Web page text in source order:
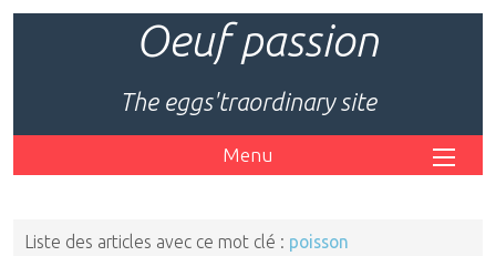
Oeuf passion
The eggs'traordinary site
Menu
Liste des articles avec ce mot clé : poisson